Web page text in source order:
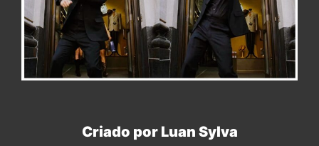
Criado por Luan Sylva